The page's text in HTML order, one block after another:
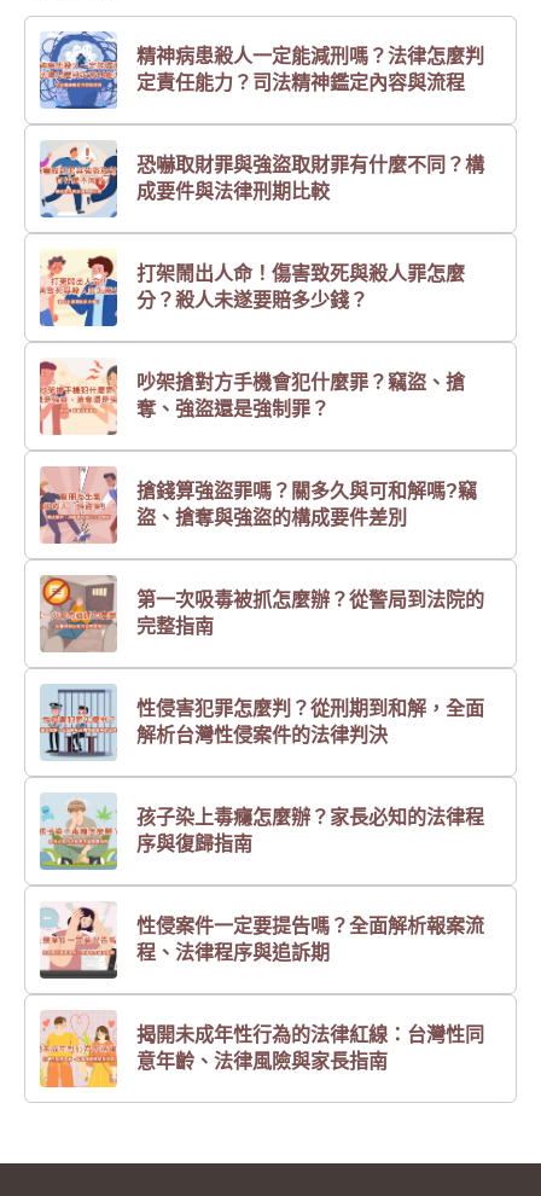
精神病患殺人一定能減刑嗎？法律怎麼判
定責任能力？司法精神鑑定內容與流程
恐嚇取財罪與強盜取財罪有什麼不同？構
成要件與法律刑期比較
打架鬧出人命！傷害致死與殺人罪怎麼
分？殺人未遂要賠多少錢？
吵架搶對方手機會犯什麼罪？竊盜、搶
奪、強盜還是強制罪？
搶錢算強盜罪嗎？關多久與可和解嗎?竊
盜、搶奪與強盜的構成要件差別
第一次吸毒被抓怎麼辦？從警局到法院的
完整指南
性侵害犯罪怎麼判？從刑期到和解，全面
解析台灣性侵案件的法律判決
孩子染上毒癮怎麼辦？家長必知的法律程
序與復歸指南
性侵案件一定要提告嗎？全面解析報案流
程、法律程序與追訴期
揭開未成年性行為的法律紅線：台灣性同
意年齡、法律風險與家長指南